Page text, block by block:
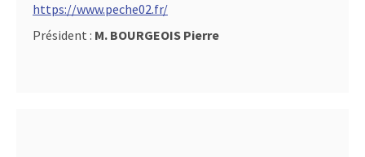
https://www.peche02.fr/
Président : M. BOURGEOIS Pierre